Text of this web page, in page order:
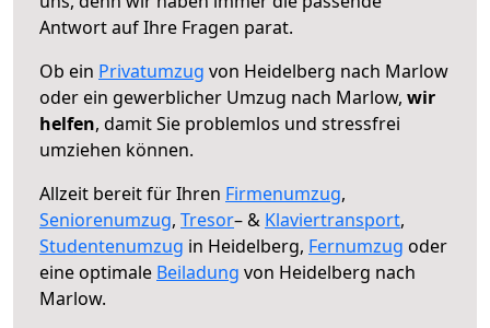
Antwort auf Ihre Fragen parat.
Ob ein Privatumzug von Heidelberg nach Marlow
oder ein gewerblicher Umzug nach Marlow, wir
helfen, damit Sie problemlos und stressfrei
umziehen können.
Allzeit bereit für Ihren Firmenumzug,
Seniorenumzug, Tresor– & Klaviertransport,
Studentenumzug in Heidelberg, Fernumzug oder
eine optimale Beiladung von Heidelberg nach
Marlow.